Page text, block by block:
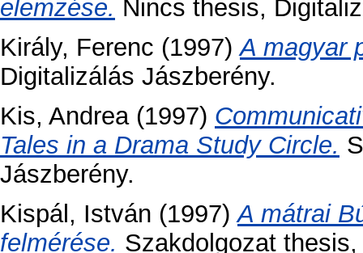
elemzése. Nincs thesis,
Király, Ferenc (1997)A magyar
Digitalizálás Jászberény.
Kis, Andrea(1997)
Tales in a Drama Study Circle.
Jászberény.
Kispál, István (1997)A mátrai
felmérése. Szakdolgozat